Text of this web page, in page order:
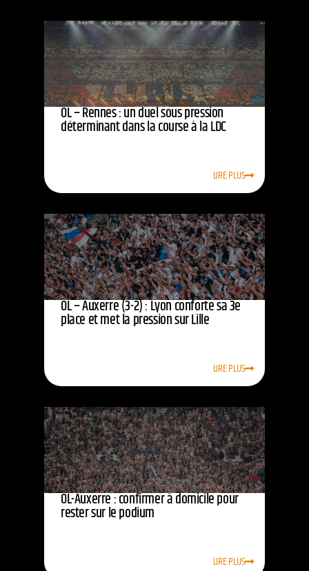
OL – Rennes : un duel sous pression
déterminant dans la course à la LDC
LIRE PLUS
OL – Auxerre (3-2) : Lyon conforte sa 3e
place et met la pression sur Lille
LIRE PLUS
OL-Auxerre : confirmer à domicile pour
rester sur le podium
LIRE PLUS